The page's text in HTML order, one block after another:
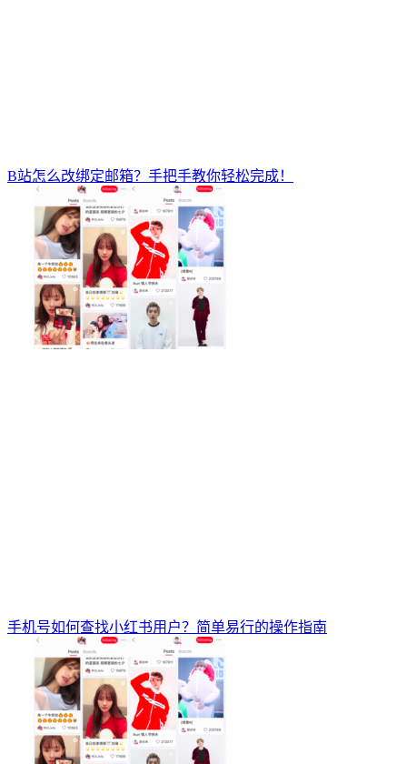
B站怎么改绑定邮箱？手把手教你轻松完成！
手机号如何查找小红书用户？简单易行的操作指南